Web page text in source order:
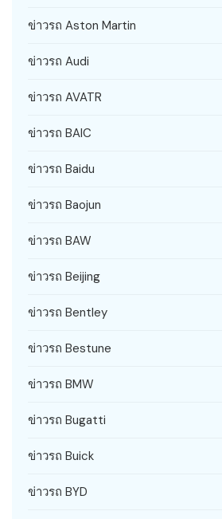
ข่าวรถ Aston Martin
ข่าวรถ Audi
ข่าวรถ AVATR
ข่าวรถ BAIC
ข่าวรถ Baidu
ข่าวรถ Baojun
ข่าวรถ BAW
ข่าวรถ Beijing
ข่าวรถ Bentley
ข่าวรถ Bestune
ข่าวรถ BMW
ข่าวรถ Bugatti
ข่าวรถ Buick
ข่าวรถ BYD